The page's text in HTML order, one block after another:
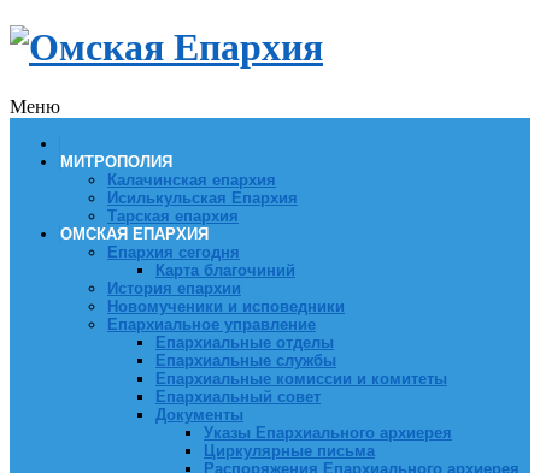
Меню
МИТРОПОЛИЯ
Калачинская епархия
Исилькульская Епархия
Тарская епархия
ОМСКАЯ ЕПАРХИЯ
Епархия сегодня
Карта благочиний
История епархии
Новомученики и исповедники
Епархиальное управление
Епархиальные отделы
Епархиальные службы
Епархиальные комиссии и комитеты
Епархиальный совет
Документы
Указы Епархиального архиерея
Циркулярные письма
Распоряжения Епархиального архиерея